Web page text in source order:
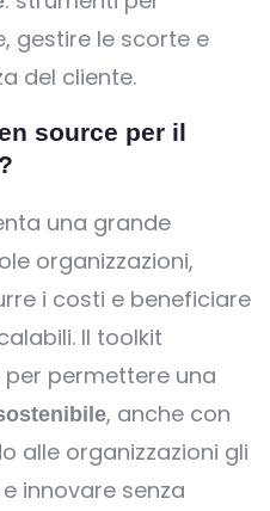
gestire le scorte e
del cliente.
source per il
una grande
organizzazioni,
i costi e beneficiare
Il toolkit
permettere una
, anche con
alle organizzazioni gli
innovare senza